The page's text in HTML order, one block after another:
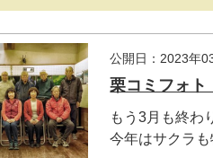
公開日：2023年
栗コミフォ
もう3月も終わ
今年はサクラ